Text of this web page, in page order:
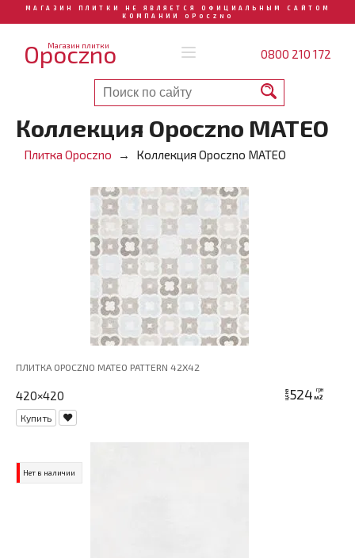
МАГАЗИН ПЛИТКИ НЕ ЯВЛЯЕТСЯ ОФИЦИАЛЬНЫМ САЙТОМ
КОМПАНИИ OPOCZNO
Магазин плитки
Opoczno 0800 210 172
Коллекция Opoczno MATEO
Плитка Opoczno Коллекция Opoczno MATEO
ПЛИТКА OPOCZNO MATEO PATTERN 42X42
420×420 цена524 грн
м2
Купить
Нет в наличии